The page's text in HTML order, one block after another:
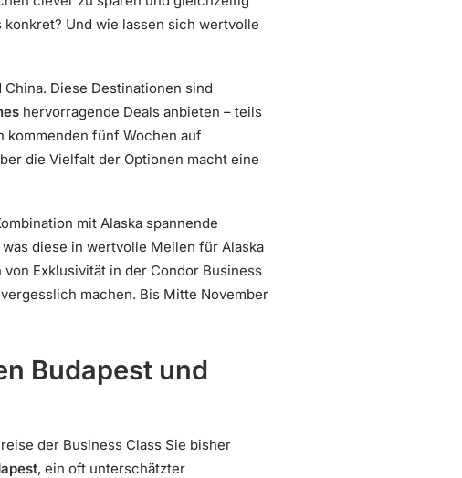
Und wie lassen sich wertvolle
Diese Destinationen sind
hervorragende Deals anbieten – teils
kommenden fünf Wochen auf
die Vielfalt der Optionen macht eine
mit Alaska spannende
was diese in wertvolle Meilen für Alaska
Exklusivität in der Condor Business
machen. Bis Mitte November
Budapest und
der Business Class Sie bisher
, ein oft unterschätzter